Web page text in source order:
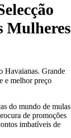
Mulheres
Havaianas. Grande
e melhor preço
do mundo de mulas
de promoções
imbatíveis de